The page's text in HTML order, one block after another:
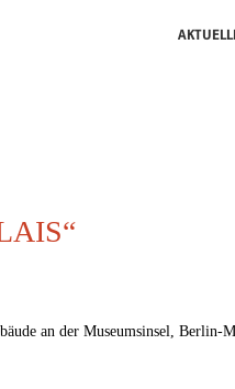
an der Museumsinsel, Berlin-